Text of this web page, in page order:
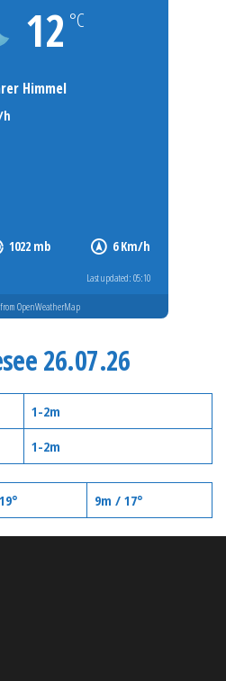
12 °C
Himmel
1022 mb 6 Km/h
h
Last updated: 05:10
OpenWeatherMap
26.07.26
1-2m
1-2m
9m / 17°